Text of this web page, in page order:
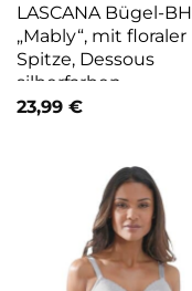
LASCANA Bügel-BH
„Mably“, mit floraler
Spitze, Dessous
silberfarben
23,99 €